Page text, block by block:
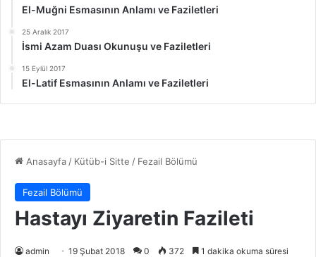
El-Muğni Esmasının Anlamı ve Faziletleri
25 Aralık 2017
İsmi Azam Duası Okunuşu ve Faziletleri
15 Eylül 2017
El-Latif Esmasının Anlamı ve Faziletleri